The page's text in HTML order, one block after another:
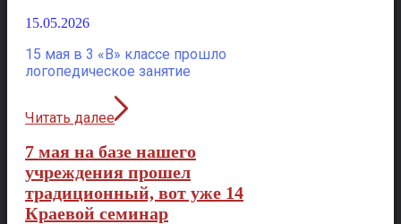
15.05.2026
15 мая в 3 «В» классе прошло
логопедическое занятие
Читать далее
7 мая на базе нашего
учреждения прошел
традиционный, вот уже 14
Краевой семинар